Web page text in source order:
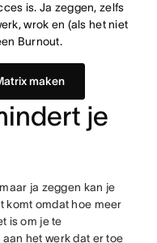
is. Ja zeggen, zelfs
wrok en (als het niet
Burnout.
maken
je
ja zeggen kan je
komt omdat hoe meer
is om je te
het werk dat er toe